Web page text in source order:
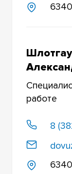
ИНСТИТУТ
(ФИЛИАЛ)
АЛТАЙСКОЕ
ГОРНО-
работе
8